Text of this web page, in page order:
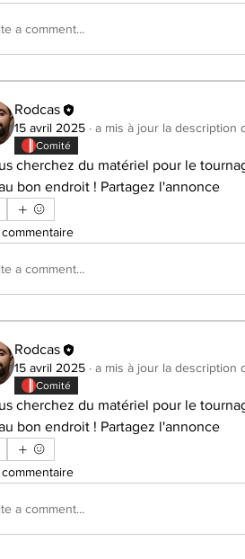
a comment...
Rodcas
15 avril 2025 · a mis à jour la description
Comité
cherchez du matériel pour le
bon endroit ! Partagez l'annonce
a comment...
Rodcas
15 avril 2025 · a mis à jour la description
Comité
cherchez du matériel pour le
bon endroit ! Partagez l'annonce
a comment...